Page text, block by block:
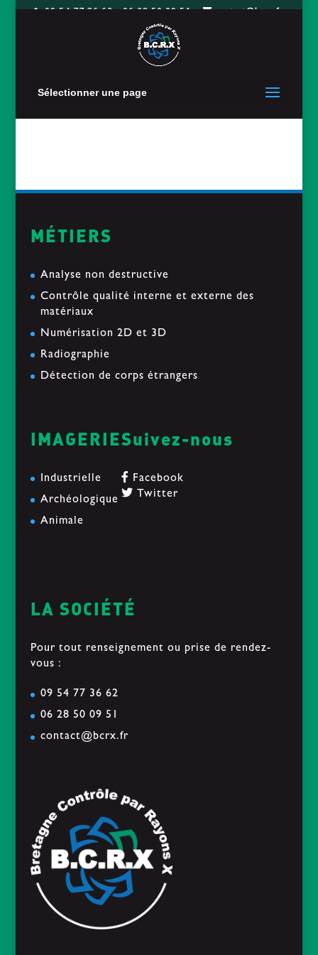
09 54 77 36 62 - 06 28 50 09 51
Sélectionner une page
MÉTIERS
Analyse non destructive
Contrôle qualité interne et externe des
matériaux
Numérisation 2D et 3D
Radiographie
Détection de corps étrangers
IMAGERIE
Industrielle
Archéologique
Animale
Suivez-nous
Facebook
Twitter
LA SOCIÉTÉ
Pour tout renseignement ou prise de rendez-
vous :
09 54 77 36 62
06 28 50 09 51
contact@bcrx.fr